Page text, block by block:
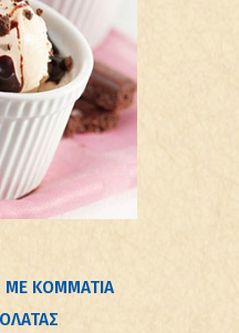
ΜΕ ΚΟΜΜΑΤΙΑ